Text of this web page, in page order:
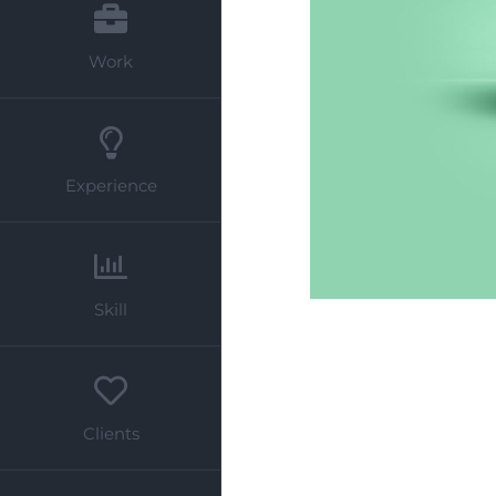
Work
Experience
Skill
Clients